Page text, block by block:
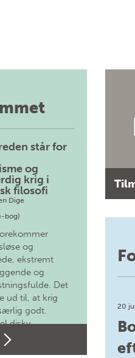
står for
og
krig i
filosofi
Dige
bog)
og
ekstremt
og
Det
ud til, at krig
godt.
diskv…
20